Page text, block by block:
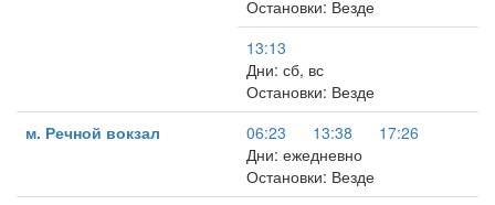
Остановки: Везде
13:13
Дни: сб, вс
Остановки: Везде
м. Речной вокзал
06:23 13:38
17:26
Дни: ежедневно
Остановки: Везде